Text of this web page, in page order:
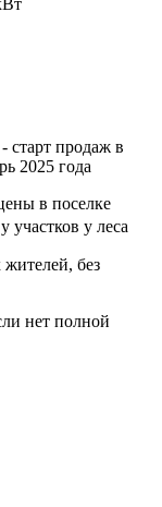
старт продаж в
2025 года
в поселке
участков у леса
без
нет полной